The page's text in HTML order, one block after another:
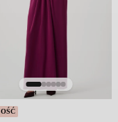
po
na pranie